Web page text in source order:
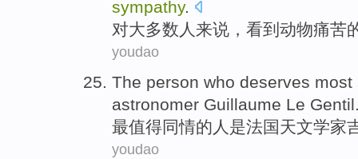
sympathy.
对大多数人 来说 ， 看到 动物痛苦
youdao
The person who deserves most
astronomer Guillaume Le
最值得同情的 人 是法国天文学家
youdao